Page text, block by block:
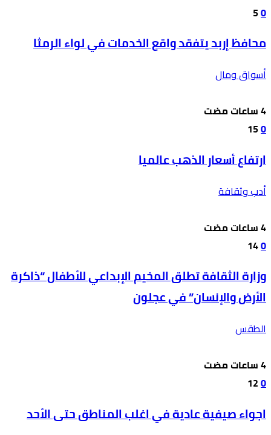
0
5
محافظ إربد يتفقد واقع الخدمات في لواء الرمثا
أسواق ومال
0
15
ارتفاع أسعار الذهب عالميا
أدب وثقافة
0
14
وزارة الثقافة تطلق المخيم الإبداعي للأطفال “ذاكرة
الأرض والإنسان” في عجلون
الطقس
0
12
اجواء صيفية عادية في اغلب المناطق حتى الأحد